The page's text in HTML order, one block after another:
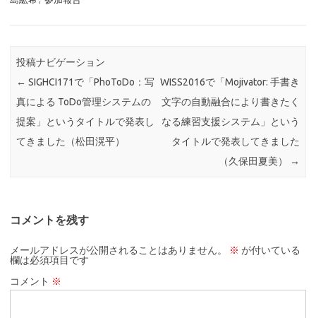
投稿ナビゲーション
← SIGHCI171で「PhoToDo：写
真による ToDo管理システムの
提案」というタイトルで発表し
てきました（松田滉平）
WISS2016で「Mojivator: 手書き
文字の自動融合により書きたく
なる練習支援システム」という
タイトルで発表してきました
（久保田夏美）
→
コメントを残す
メールアドレスが公開されることはありません。 ※ が付いている
欄は必須項目です
コメント ※